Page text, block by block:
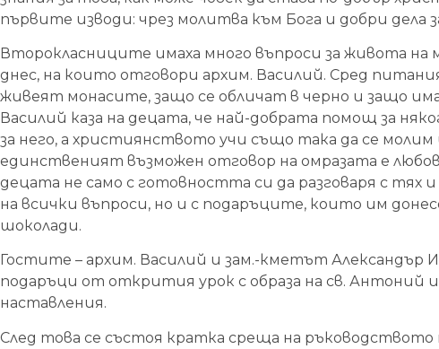
първите изводи: чрез молитва към Бога и добри дела
Второкласниците имаха много въпроси за живота на
днес, на които отговори архим. Василий. Сред
живеят монасите, защо се обличат в черно и защо
Василий каза на децата, че най-добрата помощ за
за него, а християнството учи също така да се
единственият възможен отговор на омразата е
децата не само с готовността си да разговаря с тях
на всички въпроси, но и с подаръците, които им
шоколади.
Гостите – архим. Василий и зам.-кметът Александър
подаръци от открития урок с образа на св. Антоний и
наставления.
След това се състоя кратка среща на